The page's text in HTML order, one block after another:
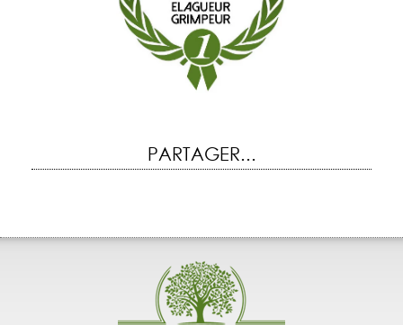
PARTAGER...